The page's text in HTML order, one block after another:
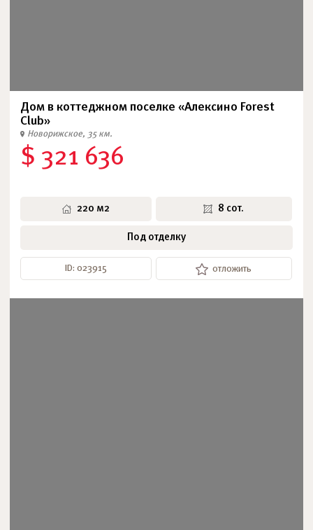
Дом в коттеджном поселке «Алексино Forest
Club»
Новорижское, 35 км.
$ 321 636
220 м2 8 сот.
Под отделку
ID: 023915 отложить